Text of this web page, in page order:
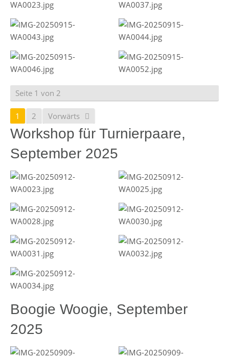
Seite 1 von 2
1 2 Vorwärts
Workshop für Turnierpaare,
September 2025
Boogie Woogie, September
2025